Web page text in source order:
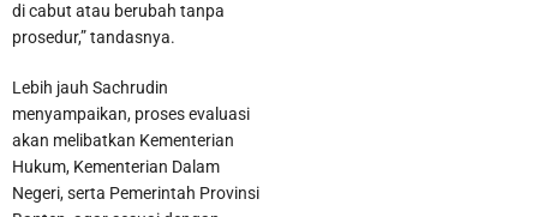
di cabut atau berubah tanpa
prosedur,” tandasnya.
Lebih jauh Sachrudin
menyampaikan, proses evaluasi
akan melibatkan Kementerian
Hukum, Kementerian Dalam
Negeri, serta Pemerintah Provinsi